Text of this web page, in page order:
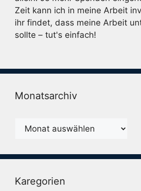
Zeit kann ich in meine Arbeit
ihr findet, dass meine Arbeit
sollte – tut's einfach!
Monatsarchiv
Monatsarchiv
Karegorien